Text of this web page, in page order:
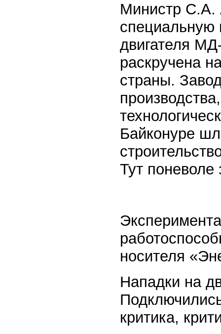
Министр С.А.
специальную
двигателя
раскручена
страны.
Байконуре
Тут
носителя
Нападки на
критика,